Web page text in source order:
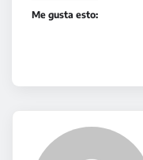
Me gusta esto: